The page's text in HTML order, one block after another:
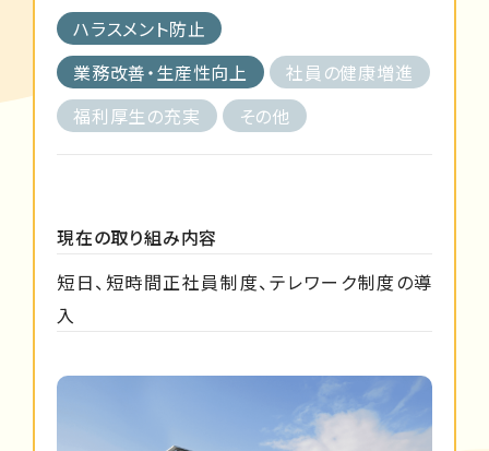
ハラスメント防止
業務改善・生産性向上
社員の健康増進
福利厚生の充実
その他
現在の取り組み内容
短日、短時間正社員制度、テレワーク制度の導
入